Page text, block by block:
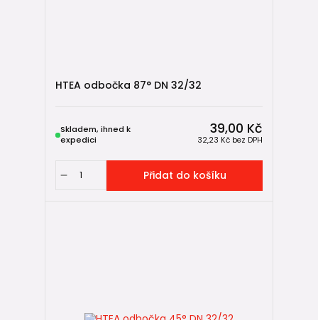
HTEA odbočka 87° DN 32/32
39,00 Kč
32,23 Kč bez DPH
Skladem, ihned k
expedici
Přidat do košíku